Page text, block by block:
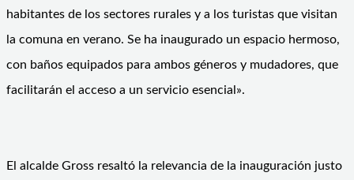
habitantes de los sectores rurales y a los turistas que visitan
la comuna en verano. Se ha inaugurado un espacio hermoso,
con baños equipados para ambos géneros y mudadores, que
facilitarán el acceso a un servicio esencial».
El alcalde Gross resaltó la relevancia de la inauguración justo